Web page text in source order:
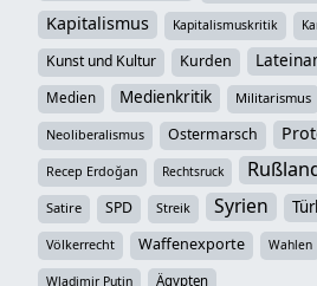
Kapitalismus Kapitalismuskritik
Kunst und Kultur Kurden
Medien Medienkritik Militarismus
Neoliberalismus Ostermarsch
Recep Erdoğan Rechtsruck
Satire SPD Streik Syrien
Völkerrecht Waffenexporte Wahlen
Wladimir Putin Ägypten